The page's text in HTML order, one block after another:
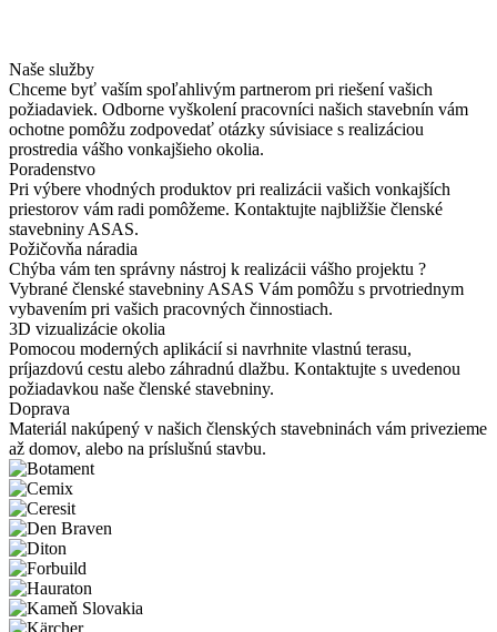
Naše služby
Chceme byť vaším spoľahlivým partnerom pri riešení vašich
požiadaviek. Odborne vyškolení pracovníci našich stavebnín vám
ochotne pomôžu zodpovedať otázky súvisiace s realizáciou
prostredia vášho vonkajšieho okolia.
Poradenstvo
Pri výbere vhodných produktov pri realizácii vašich vonkajších
priestorov vám radi pomôžeme. Kontaktujte najbližšie členské
stavebniny ASAS.
Požičovňa náradia
Chýba vám ten správny nástroj k realizácii vášho projektu ?
Vybrané členské stavebniny ASAS Vám pomôžu s prvotriednym
vybavením pri vašich pracovných činnostiach.
3D vizualizácie okolia
Pomocou moderných aplikácií si navrhnite vlastnú terasu,
príjazdovú cestu alebo záhradnú dlažbu. Kontaktujte s uvedenou
požiadavkou naše členské stavebniny.
Doprava
Materiál nakúpený v našich členských stavebninách vám privezieme
až domov, alebo na príslušnú stavbu.